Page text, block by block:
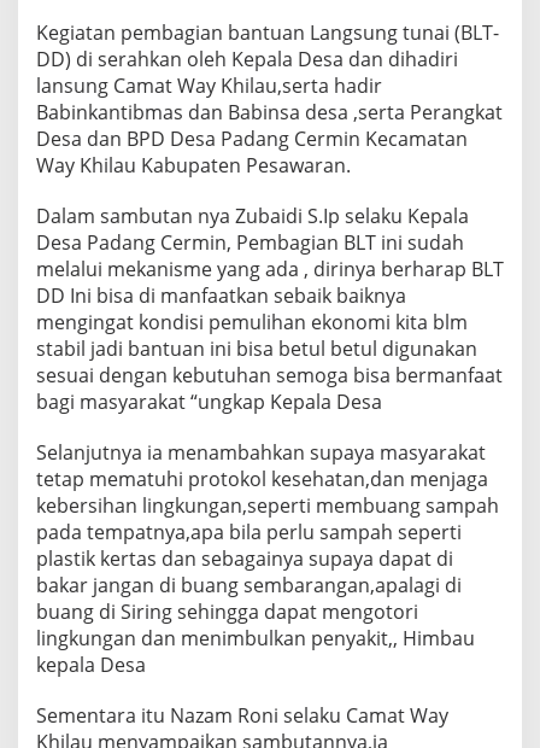
Kegiatan pembagian bantuan Langsung tunai (BLT-
DD) di serahkan oleh Kepala Desa dan dihadiri
lansung Camat Way Khilau,serta hadir
Babinkantibmas dan Babinsa desa ,serta Perangkat
Desa dan BPD Desa Padang Cermin Kecamatan
Way Khilau Kabupaten Pesawaran.
Dalam sambutan nya Zubaidi S.Ip selaku Kepala
Desa Padang Cermin, Pembagian BLT ini sudah
melalui mekanisme yang ada , dirinya berharap BLT
DD Ini bisa di manfaatkan sebaik baiknya
mengingat kondisi pemulihan ekonomi kita blm
stabil jadi bantuan ini bisa betul betul digunakan
sesuai dengan kebutuhan semoga bisa bermanfaat
bagi masyarakat “ungkap Kepala Desa
Selanjutnya ia menambahkan supaya masyarakat
tetap mematuhi protokol kesehatan,dan menjaga
kebersihan lingkungan,seperti membuang sampah
pada tempatnya,apa bila perlu sampah seperti
plastik kertas dan sebagainya supaya dapat di
bakar jangan di buang sembarangan,apalagi di
buang di Siring sehingga dapat mengotori
lingkungan dan menimbulkan penyakit,, Himbau
kepala Desa
Sementara itu Nazam Roni selaku Camat Way
Khilau menyampaikan sambutannya,ia